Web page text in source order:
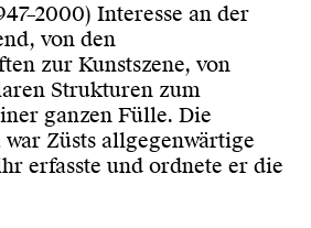
Interesse an der
von den
zur Kunstszene, von
Strukturen zum
ganzen Fülle. Die
Züsts allgegenwärtige
erfasste und ordnete er die